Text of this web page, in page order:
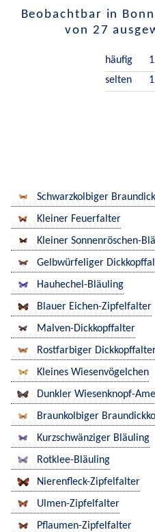
Beobachtbar in
von 27
häufig
1
selten
1
Schwarzkolbiger
Kleiner Feuerfalter
Kleiner Sonnenröschen-
Gelbwürfeliger
Hauhechel-Bläuling
Blauer Eichen-Zipfelfalter
Malven-Dickkopffalter
Rostfarbiger
Kleines Wiesenvögelchen
Dunkler Wiesenknopf-
Braunkolbiger
Kurzschwänziger Bläuling
Rotklee-Bläuling
Nierenfleck-Zipfelfalter
Ulmen-Zipfelfalter
Pflaumen-Zipfelfalter